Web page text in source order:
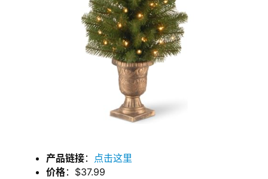
产品链接： 点击这里
价格：$37.99